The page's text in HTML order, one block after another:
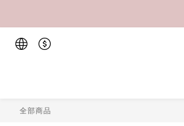
全部商品